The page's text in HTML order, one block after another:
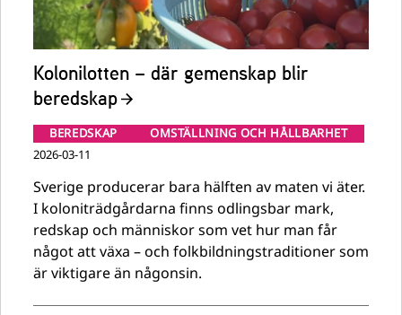
Kolonilotten – där gemenskap blir
beredskap
BEREDSKAP
OMSTÄLLNING OCH HÅLLBARHET
2026-03-11
Sverige producerar bara hälften av maten vi äter.
I koloniträdgårdarna finns odlingsbar mark,
redskap och människor som vet hur man får
något att växa – och folkbildningstraditioner som
är viktigare än någonsin.